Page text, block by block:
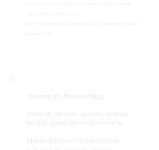
Für Latin brauchst du bequeme Kleidung und
Tanzschuhe mit Absatz.
Wenn du keine Tanzschuhe hast, würden Socken
ausreichen.
Sichere dir Deinen Platz!
Sollte dir der Kurs gefallen, beraten
wir dich gerne bei der Anmeldung.
Melde dich noch im Juli 2026 an